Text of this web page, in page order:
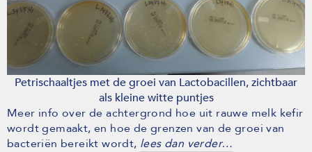
Petrischaaltjes met de groei van Lactobacillen, zichtbaar
als kleine witte puntjes
Meer info over de achtergrond hoe uit rauwe melk kefir
wordt gemaakt, en hoe de grenzen van de groei van
bacteriën bereikt wordt, lees dan verder…